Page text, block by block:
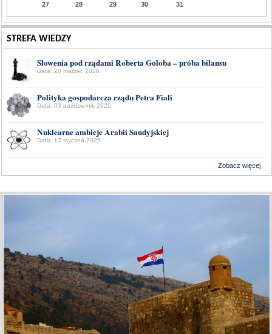
27 28 29 30 31
STREFA WIEDZY
Słowenia pod rządami Roberta Goloba – próba bilansu
Data: 20 marzec 2026
Polityka gospodarcza rządu Petra Fiali
Data: 03 październik 2025
Nuklearne ambicje Arabii Saudyjskiej
Data: 17 styczeń 2025
Zobacz więcej